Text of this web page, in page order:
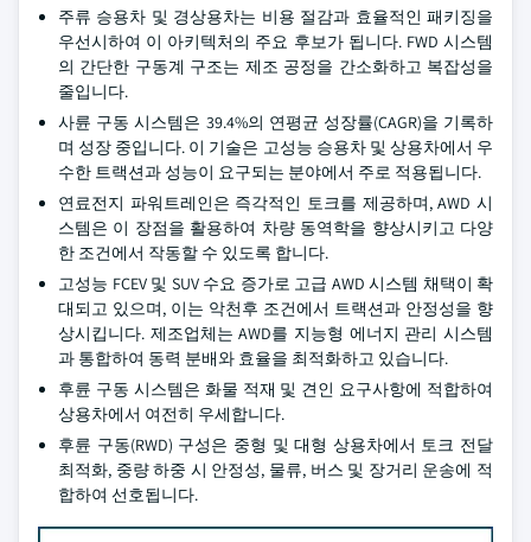
주류 승용차 및 경상용차는 비용 절감과 효율적인 패키징을
우선시하여 이 아키텍처의 주요 후보가 됩니다. FWD 시스템
의 간단한 구동계 구조는 제조 공정을 간소화하고 복잡성을
줄입니다.
사륜 구동 시스템은 39.4%의 연평균 성장률(CAGR)을 기록하
며 성장 중입니다. 이 기술은 고성능 승용차 및 상용차에서 우
수한 트랙션과 성능이 요구되는 분야에서 주로 적용됩니다.
연료전지 파워트레인은 즉각적인 토크를 제공하며, AWD 시
스템은 이 장점을 활용하여 차량 동역학을 향상시키고 다양
한 조건에서 작동할 수 있도록 합니다.
고성능 FCEV 및 SUV 수요 증가로 고급 AWD 시스템 채택이 확
대되고 있으며, 이는 악천후 조건에서 트랙션과 안정성을 향
상시킵니다. 제조업체는 AWD를 지능형 에너지 관리 시스템
과 통합하여 동력 분배와 효율을 최적화하고 있습니다.
후륜 구동 시스템은 화물 적재 및 견인 요구사항에 적합하여
상용차에서 여전히 우세합니다.
후륜 구동(RWD) 구성은 중형 및 대형 상용차에서 토크 전달
최적화, 중량 하중 시 안정성, 물류, 버스 및 장거리 운송에 적
합하여 선호됩니다.